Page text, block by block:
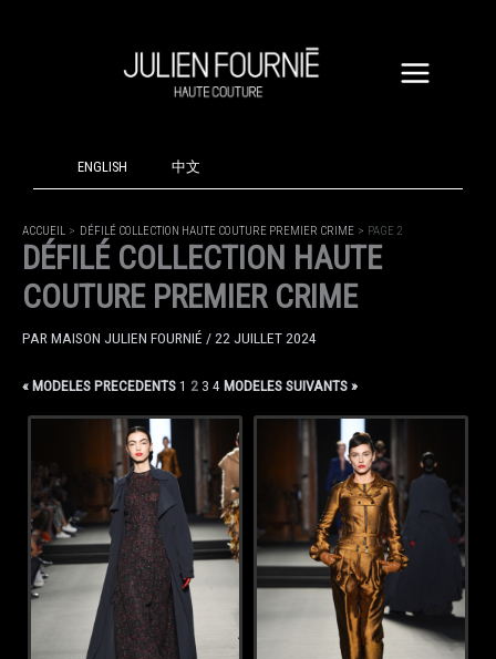
ENGLISH 中文
ACCUEIL DÉFILÉ COLLECTION HAUTE COUTURE PREMIER CRIME PAGE 2
DÉFILÉ COLLECTION HAUTE
COUTURE PREMIER CRIME
PAR MAISON JULIEN FOURNIÉ /22 JUILLET 2024
« MODELES PRECEDENTS1 2 3 4 MODELES SUIVANTS »